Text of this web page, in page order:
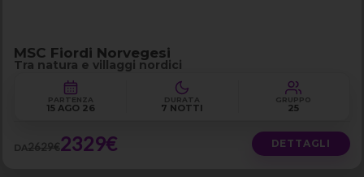
MSC Fiordi Norvegesi
Tra natura e villaggi nordici
PARTENZA
15 AGO 26
DURATA
7 NOTTI
GRUPPO
25
DA2629€2329€ DETTAGLI